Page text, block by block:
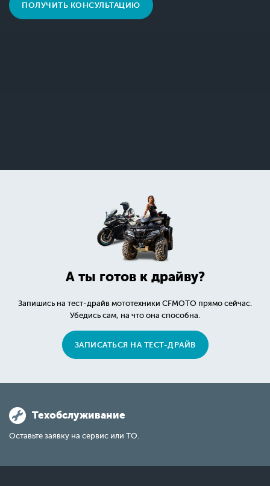
ПОЛУЧИТЬ КОНСУЛЬТАЦИЮ
А ты готов к драйву?
Запишись на тест-драйв мототехники CFMOTO прямо сейчас.
Убедись сам, на что она способна.
ЗАПИСАТЬСЯ НА ТЕСТ-ДРАЙВ
Техобслуживание
Оставьте заявку на сервис или ТО.